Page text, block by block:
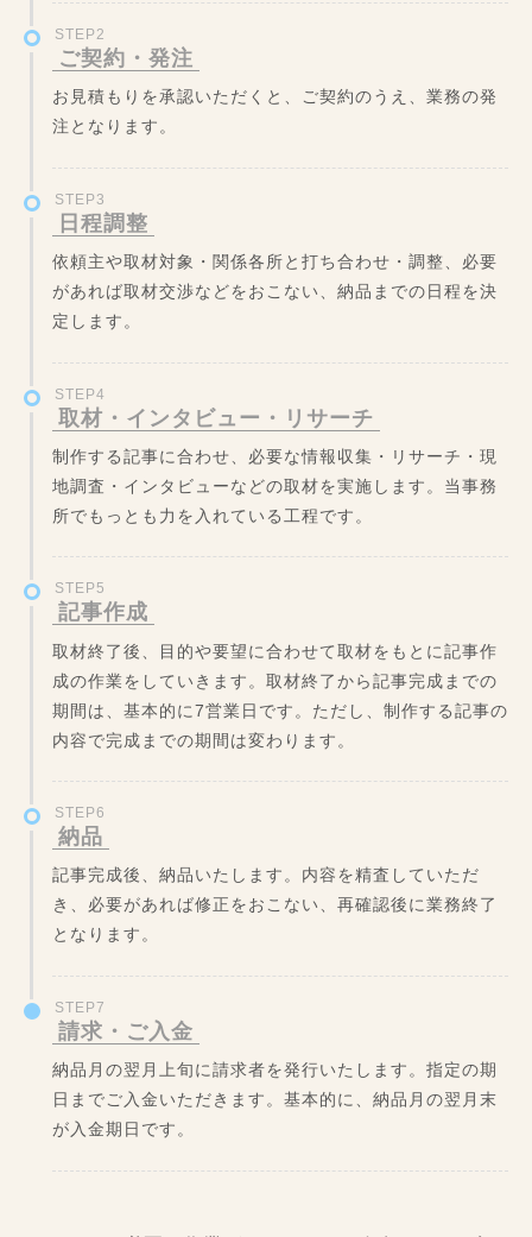
STEP2
ご契約・発注
お見積もりを承認いただくと、ご契約のうえ、業務の発
注となります。
STEP3
日程調整
依頼主や取材対象・関係各所と打ち合わせ・調整、必要
があれば取材交渉などをおこない、納品までの日程を決
定します。
STEP4
取材・インタビュー・リサーチ
制作する記事に合わせ、必要な情報収集・リサーチ・現
地調査・インタビューなどの取材を実施します。当事務
所でもっとも力を入れている工程です。
STEP5
記事作成
取材終了後、目的や要望に合わせて取材をもとに記事作
成の作業をしていきます。取材終了から記事完成までの
期間は、基本的に7営業日です。ただし、制作する記事の
内容で完成までの期間は変わります。
STEP6
納品
記事完成後、納品いたします。内容を精査していただ
き、必要があれば修正をおこない、再確認後に業務終了
となります。
STEP7
請求・ご入金
納品月の翌月上旬に請求者を発行いたします。指定の期
日までご入金いただきます。基本的に、納品月の翌月末
が入金期日です。